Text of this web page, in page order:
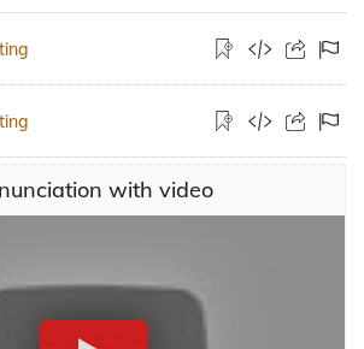
with video